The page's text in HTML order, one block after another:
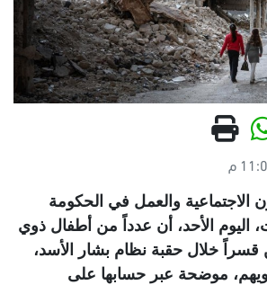
الاجتماعية والعمل في الحكومة
اليوم الأحد، أن عدداً من أطفال ذوي
قسراً خلال حقبة نظام بشار الأسد،
موضحة عبر حسابها على